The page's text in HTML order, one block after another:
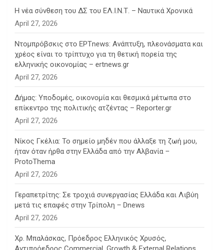
Η νέα σύνθεση του ΔΣ του ΕΛ.Ι.Ν.Τ. – Ναυτικά Χρονικά
April 27, 2026
Ντομπρόβσκις στο ΕΡΤnews: Ανάπτυξη, πλεονάσματα και
χρέος είναι το τρίπτυχο για τη θετική πορεία της
ελληνικής οικονομίας – ertnews.gr
April 27, 2026
Δήμας: Υποδομές, οικονομία και θεσμικά μέτωπα στο
επίκεντρο της πολιτικής ατζέντας – Reporter.gr
April 27, 2026
Νίκος Γκέλια: Το σημείο μηδέν που άλλαξε τη ζωή μου,
ήταν όταν ήρθα στην Ελλάδα από την Αλβανία –
ProtoThema
April 27, 2026
Γεραπετρίτης: Σε τροχιά συνεργασίας Ελλάδα και Λιβύη
μετά τις επαφές στην Τρίπολη – Dnews
April 27, 2026
Χρ. Μπαλάσκας, Πρόεδρος Ελληνικός Χρυσός,